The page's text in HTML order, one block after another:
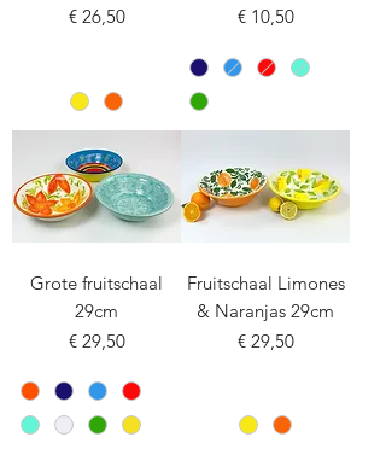
Prijs
€ 26,50
Prijs
€ 10,50
Grote fruitschaal
29cm
Prijs
€ 29,50
Fruitschaal Limones
& Naranjas 29cm
Prijs
€ 29,50